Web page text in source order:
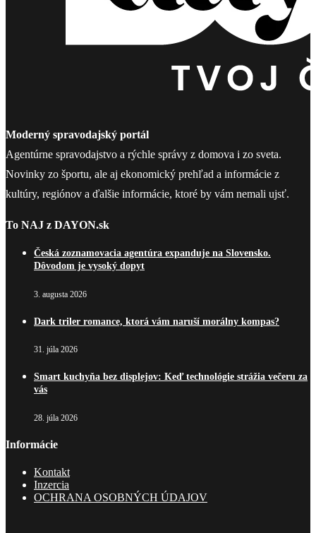
Moderný spravodajský portál
Agentúrne spravodajstvo a rýchle správy z domova i zo sveta.
Novinky zo športu, ale aj ekonomický prehľad a informácie z
kultúry, regiónov a ďalšie informácie, ktoré by vám nemali ujsť.
To NAJ z DAYON.sk
Česká zoznamovacia agentúra expanduje na Slovensko.
Dôvodom je vysoký dopyt
3. augusta 2026
Dark triler romance, ktorá vám naruší morálny kompas?
31. júla 2026
Smart kuchyňa bez displejov: Keď technológie strážia večeru za
vás
28. júla 2026
Informácie
Kontakt
Inzercia
OCHRANA OSOBNÝCH ÚDAJOV